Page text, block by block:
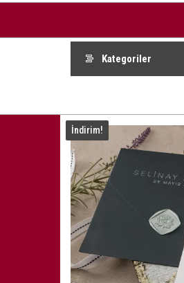
Kategoriler
İndirim!